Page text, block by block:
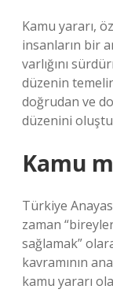
Kamu yararı,
insanların bir
varlığını
düzenin
doğrudan ve
düzenini
Kamu
Türkiye
zaman
sağlamak”
kavramının
kamu yararı